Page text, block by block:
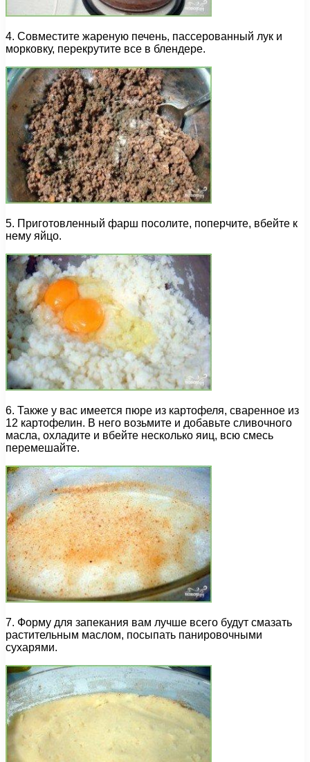
4. Совместите жареную печень, пассерованный лук и
морковку, перекрутите все в блендере.
5. Приготовленный фарш посолите, поперчите, вбейте к
нему яйцо.
6. Также у вас имеется пюре из картофеля, сваренное из
12 картофелин. В него возьмите и добавьте сливочного
масла, охладите и вбейте несколько яиц, всю смесь
перемешайте.
7. Форму для запекания вам лучше всего будут смазать
растительным маслом, посыпать панировочными
сухарями.